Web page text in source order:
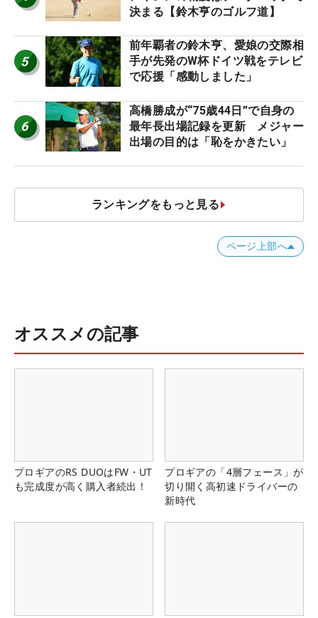
決まる【鈴木亨のゴルフ道】
5
前年覇者の鈴木亨、愛娘の交際相
手が先発のW杯ドイツ戦をテレビ
で応援「感動しました」
6
高橋勝成が“75歳44日”で自身の
最年長出場記録を更新 メジャー
出場の目的は「恥をかきたい」
ランキングをもっと見る
ページ上部へ
オススメの記事
プロギアのRS DUOはFW・UT
も完成度が高く購入者続出！
プロギアの「4層フェース」が
切り開く高初速ドライバーの
新時代